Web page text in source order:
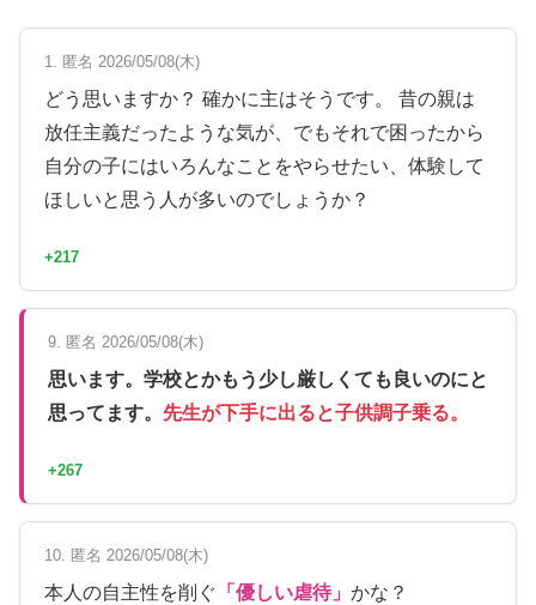
1. 匿名 2026/05/08(木)
どう思いますか？ 確かに主はそうです。 昔の親は
放任主義だったような気が、でもそれで困ったから
自分の子にはいろんなことをやらせたい、体験して
ほしいと思う人が多いのでしょうか？
+217
9. 匿名 2026/05/08(木)
思います。学校とかもう少し厳しくても良いのにと
思ってます。 先生が下手に出ると子供調子乗る。
+267
10. 匿名 2026/05/08(木)
本人の自主性を削ぐ 「優しい虐待」 かな？